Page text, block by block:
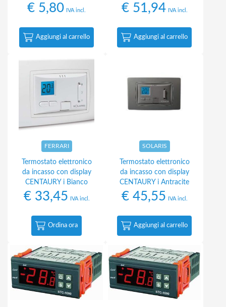
€ 5,80 IVA incl.
Aggiungi al carrello
€51,94 IVA incl.
Aggiungi al carrello
FERRARI
Termostato elettronico
da incasso con display
CENTAURY i Bianco
€33,45 IVA incl.
Ordina ora
SOLARIS
Termostato elettronico
da incasso con display
CENTAURY i Antracite
€45,55 IVA incl.
Aggiungi al carrello